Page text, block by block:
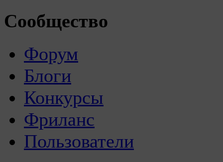
Сообщество
Форум
Блоги
Конкурсы
Фриланс
Пользователи